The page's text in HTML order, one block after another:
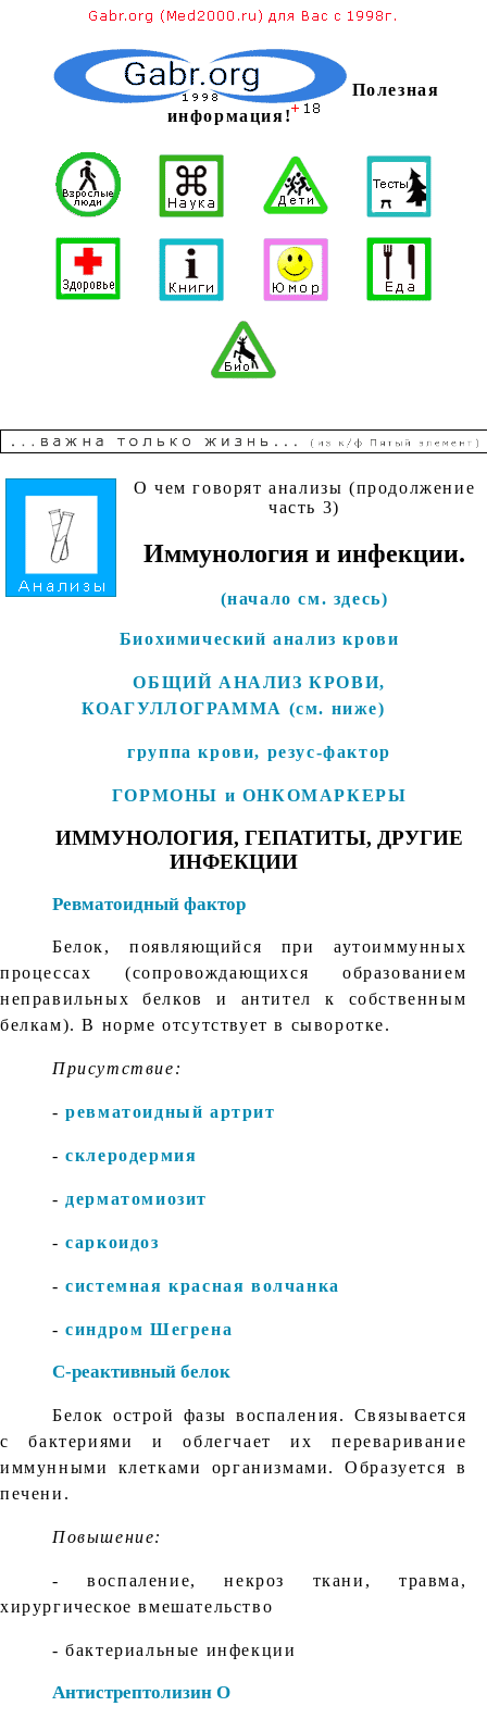
Полезная
информация!
О чем говорят анализы (продолжение
часть 3)
Иммунология и инфекции.
(начало см. здесь)
Биохимический анализ крови
ОБЩИЙ АНАЛИЗ КРОВИ,
КОАГУЛЛОГРАММА (см. ниже)
группа крови, резус-фактор
ГОРМОНЫ и ОНКОМАРКЕРЫ
ИММУНОЛОГИЯ, ГЕПАТИТЫ, ДРУГИЕ
ИНФЕКЦИИ
Ревматоидный фактор
Белок, появляющийся при аутоиммунных
процессах (сопровождающихся образованием
неправильных белков и антител к собственным
белкам). В норме отсутствует в сыворотке.
Присутствие:
-ревматоидный артрит
-склеродермия
- дерматомиозит
-саркоидоз
-системная красная волчанка
-синдром Шегрена
С-реактивный белок
Белок острой фазы воспаления. Связывается
с бактериями и облегчает их переваривание
иммунными клетками организмами. Образуется в
печени.
Повышение:
- воспаление, некроз ткани, травма,
хирургическое вмешательство
- бактериальные инфекции
Антистрептолизин О